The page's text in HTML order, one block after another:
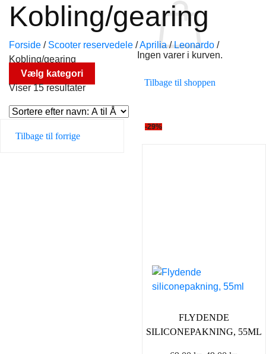
Ingen varer i kurven.
Tilbage til shoppen
Kobling/gearing
Forside / Scooter reservedele /Aprilia / Leonardo /
Kobling/gearing
Vælg kategori
Viser 15 resultater
Tilbage til forrige
-29%
FLYDENDE
SILICONEPAKNING, 55ML